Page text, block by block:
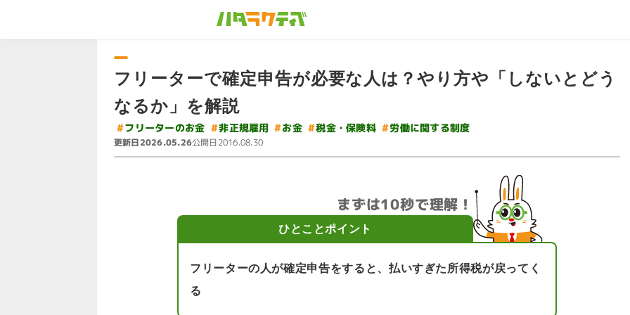
フリーターで確定申告が必要な人は？やり方や「しないとどう
なるか」を解説
#フリーターのお金 #非正規雇用 #お金 #税金・保険料 #労働に関する制度
更新日2026.05.26公開日2016.08.30
まずは10秒で理解！
ひとことポイント
フリーターの人が確定申告をすると、払いすぎた所得税が戻ってく
る